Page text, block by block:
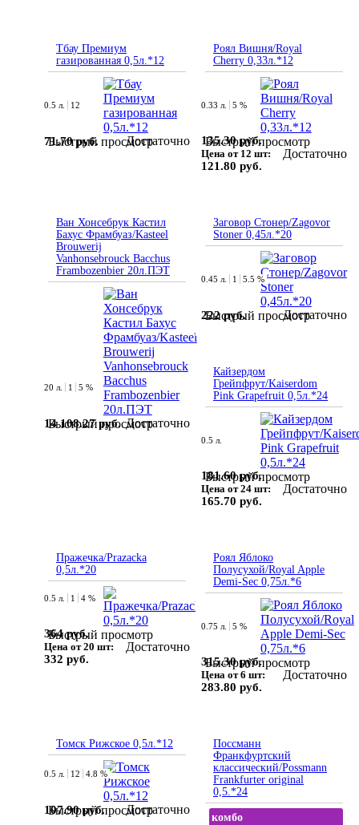
Тбау Премиум
газированная 0,5л.*12
Быстрый просмотр
0.5 л. 12
71.70 руб. Достаточно
Роял Вишня/Royal
Cherry 0,33л.*12
Быстрый просмотр
0.33 л. 5 %
135.30 руб.
Цена от 12 шт:
121.80 руб.
Достаточно
Ван Хонсебрук Кастил
Бахус Фрамбуаз/Kasteel
Brouwerij
Vanhonsebrouck Bacchus
Frambozenbier 20л.ПЭТ
Быстрый просмотр
20 л. 1 5 %
14 108.27 руб. Достаточно
Заговор Стонер/Zagovor
Stoner 0,45л.*20
Быстрый просмотр
0.45 л. 1 5.5 %
222 руб. Достаточно
Кайзердом
Грейпфрут/Kaiserdom
Pink Grapefruit 0,5л.*24
Быстрый просмотр
0.5 л.
181.60 руб.
Цена от 24 шт:
165.70 руб.
Достаточно
Пражечка/Prazacka
0,5л.*20
Быстрый просмотр
0.5 л. 1 4 %
364 руб.
Цена от 20 шт:
332 руб.
Достаточно
Роял Яблоко
Полусухой/Royal Apple
Demi-Sec 0,75л.*6
Быстрый просмотр
0.75 л. 5 %
315.30 руб.
Цена от 6 шт:
283.80 руб.
Достаточно
Томск Рижское 0,5л.*12
Быстрый просмотр
0.5 л. 12 4.8 %
107.90 руб. Достаточно
Поссманн
Франкфуртский
классический/Possmann
Frankfurter original
0,5.*24
комбо